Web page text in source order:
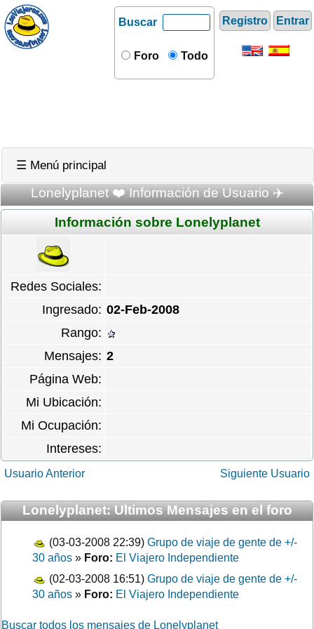
Registro Entrar
Buscar
Foro Todo
☰ Menú principal
Lonelyplanet ❤️ Información de Usuario ✈️
Información sobre Lonelyplanet
Redes Sociales:
Ingresado: 02-Feb-2008
Rango:
Mensajes: 2
Página Web:
Mi Ubicación:
Mi Ocupación:
Intereses:
Usuario Anterior Siguiente Usuario
Lonelyplanet: Ultimos Mensajes en el foro
(03-03-2008 22:39) Grupo de viaje de gente de +/-
30 años » Foro: El Viajero Independiente
(02-03-2008 16:51) Grupo de viaje de gente de +/-
30 años » Foro: El Viajero Independiente
Buscar todos los mensajes de Lonelyplanet